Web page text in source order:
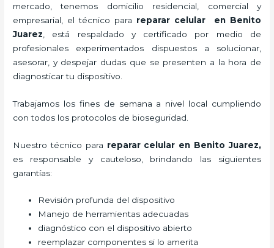
mercado, tenemos domicilio residencial, comercial y
empresarial, el técnico para reparar celular en Benito
Juarez , está respaldado y certificado por medio de
profesionales experimentados dispuestos a solucionar,
asesorar, y despejar dudas que se presenten a la hora de
diagnosticar tu dispositivo.
Trabajamos los fines de semana a nivel local cumpliendo
con todos los protocolos de bioseguridad.
Nuestro técnico para reparar celular en Benito Juarez,
es responsable y cauteloso, brindando las siguientes
garantías:
Revisión profunda del dispositivo
Manejo de herramientas adecuadas
diagnóstico con el dispositivo abierto
reemplazar componentes si lo amerita